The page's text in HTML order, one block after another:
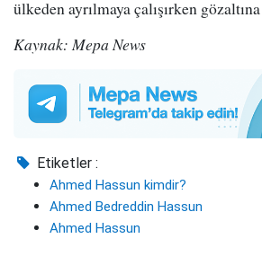
ülkeden ayrılmaya çalışırken
Kaynak: Mepa News
Etiketler :
Ahmed Hassun kimdir?
Ahmed Bedreddin Hassun
Ahmed Hassun